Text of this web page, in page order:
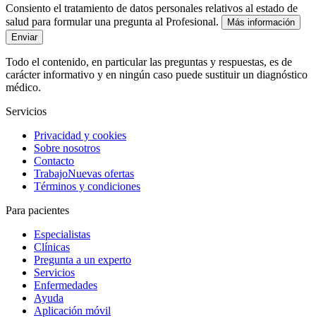
Consiento el tratamiento de datos personales relativos al estado de
salud para formular una pregunta al Profesional.
Más información
Enviar
Todo el contenido, en particular las preguntas y respuestas, es de
carácter informativo y en ningún caso puede sustituir un diagnóstico
médico.
Servicios
Privacidad y cookies
Sobre nosotros
Contacto
TrabajoNuevas ofertas
Términos y condiciones
Para pacientes
Especialistas
Clínicas
Pregunta a un experto
Servicios
Enfermedades
Ayuda
Aplicación móvil